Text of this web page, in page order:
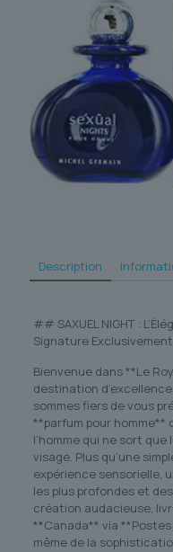
Description
## SAXUEL NIGHT :
Signature
Bienvenue dans **Le
destination
sommes fiers de vous
**parfum pour homme**
l’homme qui ne sort
visage. Plus qu’une
expérience sensorielle,
les plus profondes et
création audacieuse,
**Canada** via
même de la